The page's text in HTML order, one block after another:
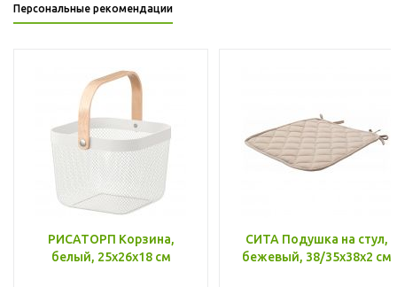
Персональные рекомендации
РИСАТОРП Корзина,
белый, 25x26x18 см
СИТА Подушка на стул,
бежевый, 38/35x38x2 см